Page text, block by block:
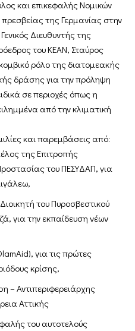
και επικεφαλής Νομικών
της Γερμανίας στην
Διευθυντής της
του KEAN, Σταύρος
ρόλο της διατομεακής
δράσης για την πρόληψη
σε περιοχές όπως η
από την κλιματική
και παρεμβάσεις από:
της Επιτροπής
του ΠΕΣΥΔΑΠ, για
του Πυροσβεστικού
για την εκπαίδευση νέων
για τις πρώτες
κρίσης,
– Αντιπεριφερειάρχης
Αττικής
του αυτοτελούς